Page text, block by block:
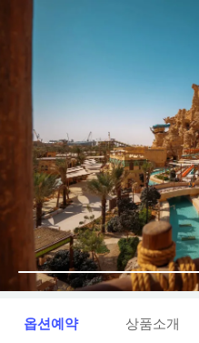
옵션예약 상품소개